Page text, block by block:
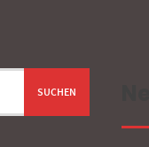
SUCHEN